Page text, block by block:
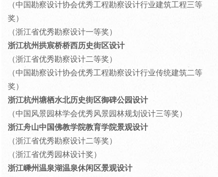
（中国勘察设计协会优秀工程勘察设计行业建筑工程三等
奖）
（浙江省优秀勘察设计一等奖）
浙江杭州拱宸桥桥西历史街区设计
（浙江省优秀勘察设计二等奖）
（中国勘察设计协会优秀工程勘察设计行业传统建筑二等
奖）
浙江杭州塘栖水北历史街区御碑公园设计
（中国风景园林学会优秀风景园林规划设计三等奖）
浙江舟山中国佛教学院教育学院景观设计
（浙江省优秀勘察设计二等奖）
（浙江省优秀园林设计奖）
浙江嵊州温泉湖温泉休闲区景观设计